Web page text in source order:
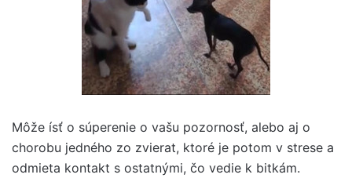
Môže ísť o súperenie o vašu pozornosť, alebo aj o
chorobu jedného zo zvierat, ktoré je potom v strese a
odmieta kontakt s ostatnými, čo vedie k bitkám.